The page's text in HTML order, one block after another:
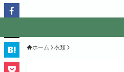
ホーム 衣類